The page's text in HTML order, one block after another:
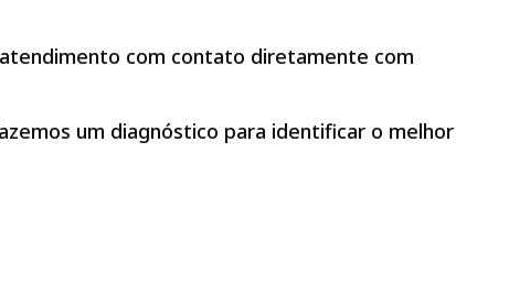
com contato diretamente com
um diagnóstico para identificar o melhor